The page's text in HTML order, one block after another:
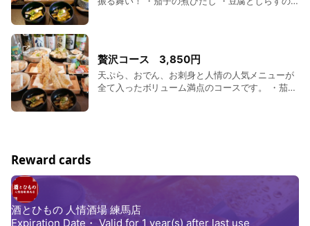
ます。 別途飲み放題も追加可能です。 飲み放題
1,600円 (税込)・1,200円 (税込)、ソフトドリンク
飲み放題400円 (税込)
贅沢コース 3,850円
天ぷら、おでん、お刺身と人情の人気メニューが
全て入ったボリューム満点のコースです。 ・茄子
飲み放題 1,600円 (税込)・1,200円 (税込)、ソフト
Reward cards